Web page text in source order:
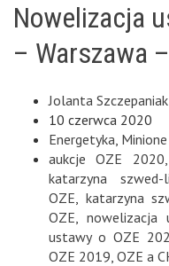
Nowelizacja
– Warszawa
Jolanta Szczepaniak
10 czerwca 2020
Energetyka
aukcje OZE 2020
katarzyna szwed-
OZE
katarzyna
OZE
nowelizacja
ustawy o OZE
OZE 2019 OZE a